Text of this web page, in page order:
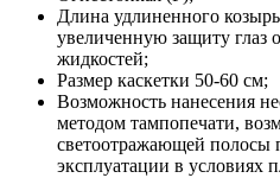
Длина удлиненного
увеличенную защиту глаз
жидкостей;
Размер каскетки 50-60 см;
Возможность нанесения
методом тампопечати,
светоотражающей полосы
эксплуатации в условиях